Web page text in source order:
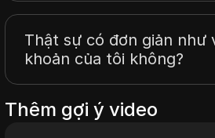
Thật sự có đơn giản như
khoản của tôi không?
Thêm gợi ý video